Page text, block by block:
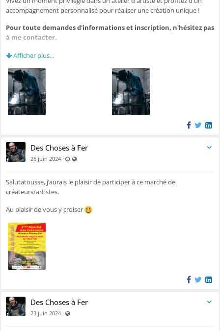
accompagnement personnalisé pour réaliser une création unique !
Pour toute demandes d'informations et inscription, n'hésitez pas
à me contacter.
https://www.deschosesafer.fr/actualites/
Afficher plus...
Des Choses à Fer
26 juin 2024 · Dernière mise à jour: 26 juin 2024 - 10:23
Salutatousse, j’aurais le plaisir de participer à ce marché de
créateurs/artistes.
Au plaisir de vous y croiser
Des Choses à Fer
23 juin 2024 ·